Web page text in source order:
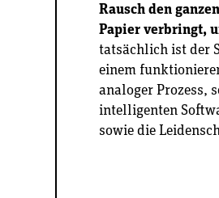
Rausch den
Papier verbringt,
tatsächlich ist der
einem
analoger Prozess,
intelligenten
sowie die